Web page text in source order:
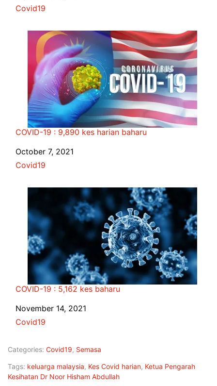
In relation to
Covid19
COVID-19 : 9,890 kes harian baharu
Date
October 7, 2021
In relation to
Covid19
COVID-19 : 5,162 kes baharu
Date
November 14, 2021
In relation to
Covid19
Categories: Covid19, Semasa
Tags: keluarga malaysia, Kes Covid harian, Ketua Pengarah
Kesihatan Dr Noor Hisham Abdullah